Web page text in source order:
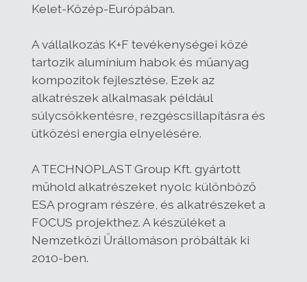
Kelet-Közép-Európában.
A vállalkozás K+F tevékenységei közé
tartozik alumínium habok és műanyag
kompozitok fejlesztése. Ezek az
alkatrészek alkalmasak például
súlycsökkentésre, rezgéscsillapításra és
ütközési energia elnyelésére.
A TECHNOPLAST Group Kft. gyártott
műhold alkatrészeket nyolc különböző
ESA program részére, és alkatrészeket a
FOCUS projekthez. A készüléket a
Nemzetközi Űrállomáson próbálták ki
2010-ben.